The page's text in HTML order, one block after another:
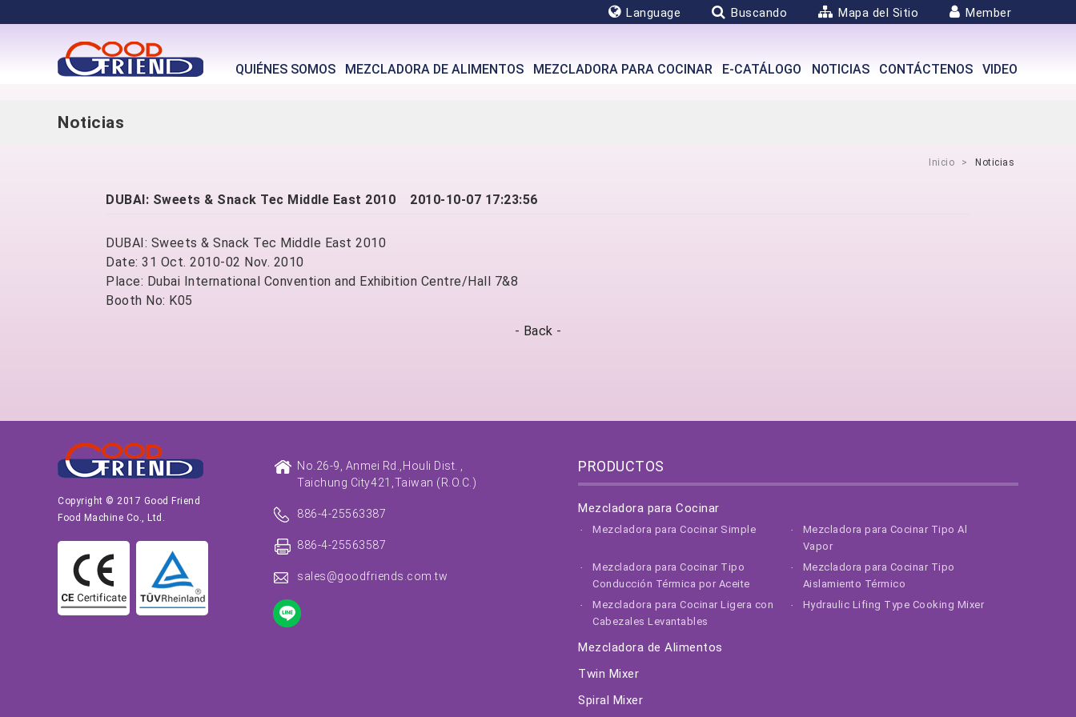
Language Buscando Mapa del Sitio Member
QUIÉNES SOMOS MEZCLADORA DE ALIMENTOS MEZCLADORA PARA COCINAR E-CATÁLOGO NOTICIAS CONTÁCTENOS VIDEO
Noticias
Inicio Noticias
DUBAI: Sweets & Snack Tec Middle East 2010 2010-10-07 17:23:56
DUBAI: Sweets & Snack Tec Middle East 2010
Date: 31 Oct. 2010-02 Nov. 2010
Place: Dubai International Convention and Exhibition Centre/Hall 7&8
Booth No: K05
- Back -
Copyright © 2017 Good Friend
Food Machine Co., Ltd.
No.26-9, Anmei Rd.,Houli Dist. ,
Taichung City421, Taiwan (R.O.C.)
886-4-25563387
886-4-25563587
sales@goodfriends.com.tw
PRODUCTOS
Mezcladora para Cocinar
Mezcladora para Cocinar Simple
Mezcladora para Cocinar Tipo Al
Vapor
Mezcladora para Cocinar Tipo
Conducción Térmica por Aceite
Mezcladora para Cocinar Tipo
Aislamiento Térmico
Mezcladora para Cocinar Ligera con
Cabezales Levantables
Hydraulic Lifing Type Cooking Mixer
Mezcladora de Alimentos
Twin Mixer
Spiral Mixer